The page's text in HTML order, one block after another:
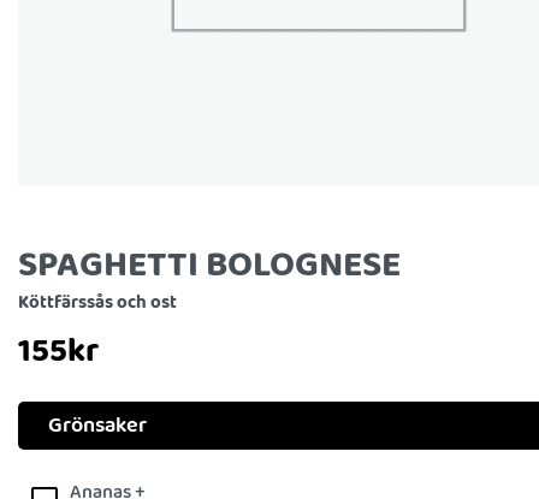
SPAGHETTI BOLOGNESE
Köttfärssås och ost
155kr
Grönsaker
Ananas +